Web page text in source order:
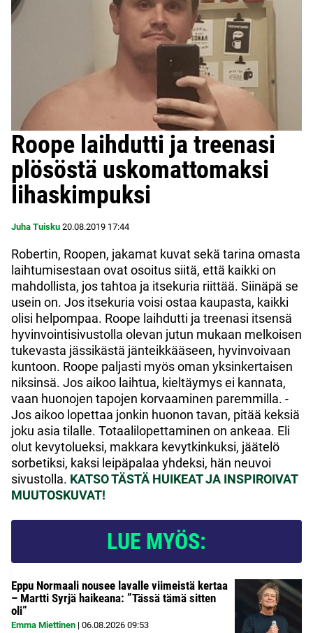
Roope laihdutti ja treenasi
plösöstä uskomattomaksi
lihaskimpuksi
Juha Tuisku 20.08.2019 17:44
Robertin, Roopen, jakamat kuvat sekä tarina omasta
laihtumisestaan ovat osoitus siitä, että kaikki on
mahdollista, jos tahtoa ja itsekuria riittää. Siinäpä se
usein on. Jos itsekuria voisi ostaa kaupasta, kaikki
olisi helpompaa. Roope laihdutti ja treenasi itsensä
hyvinvointisivustolla olevan jutun mukaan melkoisen
tukevasta jässikästä jänteikkääseen, hyvinvoivaan
kuntoon. Roope paljasti myös oman yksinkertaisen
niksinsä. Jos aikoo laihtua, kieltäymys ei kannata,
vaan huonojen tapojen korvaaminen paremmilla. -
Jos aikoo lopettaa jonkin huonon tavan, pitää keksiä
joku asia tilalle. Totaalilopettaminen on ankeaa. Eli
olut kevytolueksi, makkara kevytkinkuksi, jäätelö
sorbetiksi, kaksi leipäpalaa yhdeksi, hän neuvoi
sivustolla. KATSO TÄSTÄ HUIKEAT JA INSPIROIVAT
MUUTOSKUVAT!
LUE MYÖS:
Eppu Normaali nousee lavalle viimeistä kertaa
– Martti Syrjä haikeana: ”Tässä tämä sitten
oli”
Emma Miettinen | 06.08.2026 09:53